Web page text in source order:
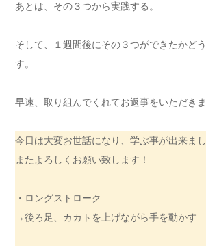
あとは、その３つから実践する。
そして、１週間後にその３つができたかど
す。
早速、取り組んでくれてお返事をいただきま
今日は大変お世話になり、学ぶ事が出来まし
またよろしくお願い致します！
・ロングストローク
→後ろ足、カカトを上げながら手を動かす